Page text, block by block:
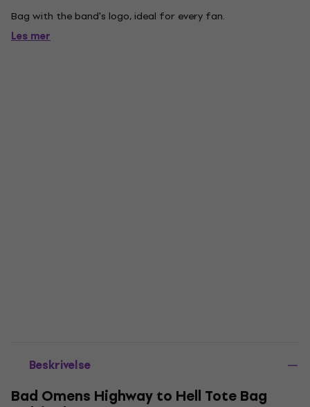
Bag with the band's logo, ideal for every fan.
Les mer
Beskrivelse
Bad Omens Highway to Hell Tote Bag